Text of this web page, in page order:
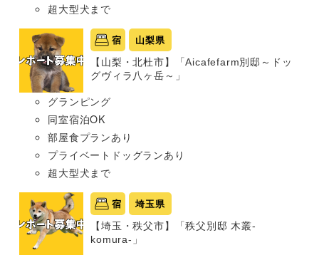
超大型犬まで
宿 山梨県
【山梨・北杜市】「Aicafefarm別邸～ドッ
グヴィラ八ヶ岳～」
グランピング
同室宿泊OK
部屋食プランあり
プライベートドッグランあり
超大型犬まで
宿 埼玉県
【埼玉・秩父市】「秩父別邸 木叢-
komura-」